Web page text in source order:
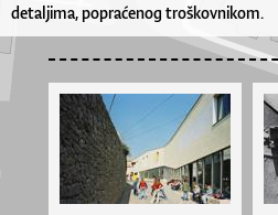
detaljima, popraćenog troškovnikom.